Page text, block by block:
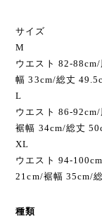
サイズ
M
ウエスト 82-
幅 33cm/総丈
L
ウエスト 86-
裾幅 34cm/総丈
XL
ウエスト 94-
21cm/裾幅 35cm/
種類